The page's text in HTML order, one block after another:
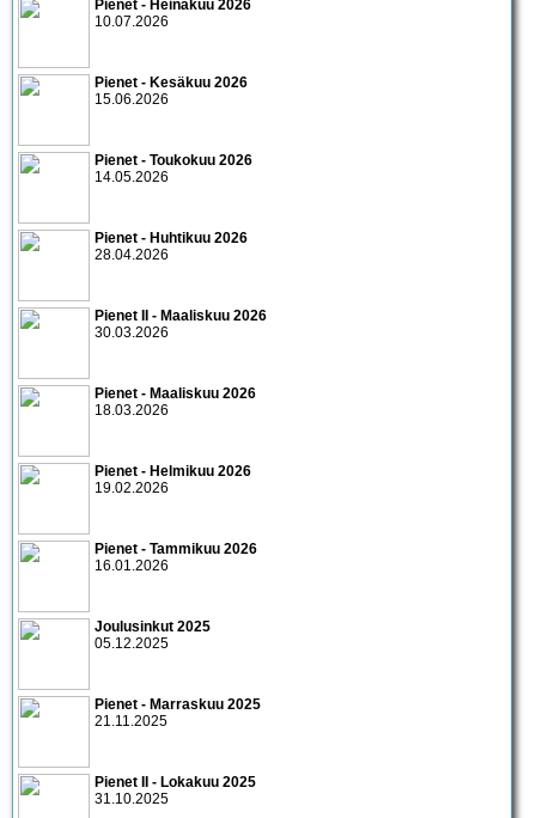
Pienet - Heinäkuu 2026
10.07.2026
Pienet - Kesäkuu 2026
15.06.2026
Pienet - Toukokuu 2026
14.05.2026
Pienet - Huhtikuu 2026
28.04.2026
Pienet II - Maaliskuu 2026
30.03.2026
Pienet - Maaliskuu 2026
18.03.2026
Pienet - Helmikuu 2026
19.02.2026
Pienet - Tammikuu 2026
16.01.2026
Joulusinkut 2025
05.12.2025
Pienet - Marraskuu 2025
21.11.2025
Pienet II - Lokakuu 2025
31.10.2025